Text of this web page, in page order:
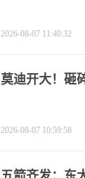
2026-08-07 11:40:32
莫迪开大！砸
2026-08-07 10:59:58